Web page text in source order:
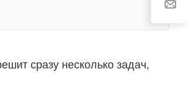
сразу несколько задач,